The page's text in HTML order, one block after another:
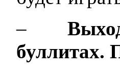
–
буллитах.